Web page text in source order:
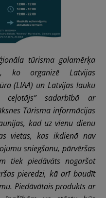
tūrisma galamērķa
ko organizē Latvijas
(LIAA) un Latvijas lauku
ceļotājs” sadarbībā ar
Tūrisma informācijas
kad uz vienu dienu
vietas, kas ikdienā nav
sniegšanu, pārvēršas
tiek piedāvāts nogaršot
pieredzi, kā arī baudīt
Piedāvātais produkts ar